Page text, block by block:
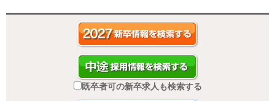
既卒者可の新卒求人も検索する